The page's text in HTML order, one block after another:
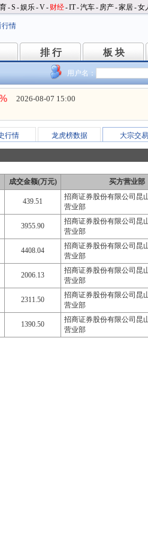
-S -娱乐-V- 财经-IT-汽车- 房产-家居-女
行情
排 行
排 行 板 块
板 块
用户名：
2026-08-07 15:00
行情 龙虎榜数据 大宗交易
成交金额(万元) 买方营业部
439.51
招商证券股份有限公司昆
营业部
3955.90
招商证券股份有限公司昆
营业部
4408.04
招商证券股份有限公司昆
营业部
2006.13
招商证券股份有限公司昆
营业部
2311.50
招商证券股份有限公司昆
营业部
1390.50
招商证券股份有限公司昆
营业部